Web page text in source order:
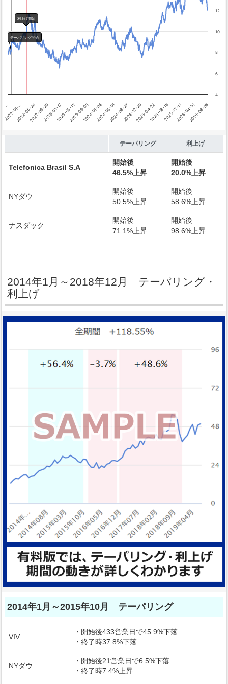
利上げ開始
テーパリング開始
利上げ開始
…
2022-01-…2022-05-242022-09-202023-01-172023-05-122023-09-082024-01-042024-05-012024-08-272024-12-202025-04-222025-08-182025-12-112026-04-102026-08-06
4
6
8
10
12
テーパリング 利上げ
Telefonica Brasil S.A
開始後
46.5%上昇
開始後
20.0%上昇
NYダウ
開始後
50.5%上昇
開始後
58.6%上昇
ナスダック
開始後
71.1%上昇
開始後
98.6%上昇
2014年1月～2018年12月 テーパリング・
利上げ
2014年1月～2015年10月 テーパリング
VIV
・開始後433営業日で45.9%下落
・終了時37.8%下落
NYダウ
・開始後21営業日で6.5%下落
・終了時7.4%上昇